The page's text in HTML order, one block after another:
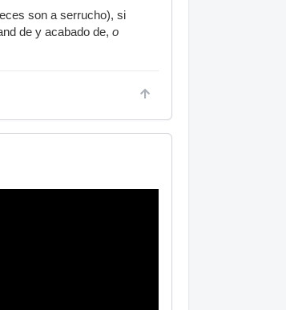
son a serrucho), si
de y acabado de, o